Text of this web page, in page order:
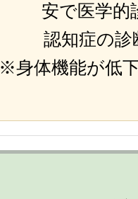
安で医学的
認知症の診
※身体機能が低